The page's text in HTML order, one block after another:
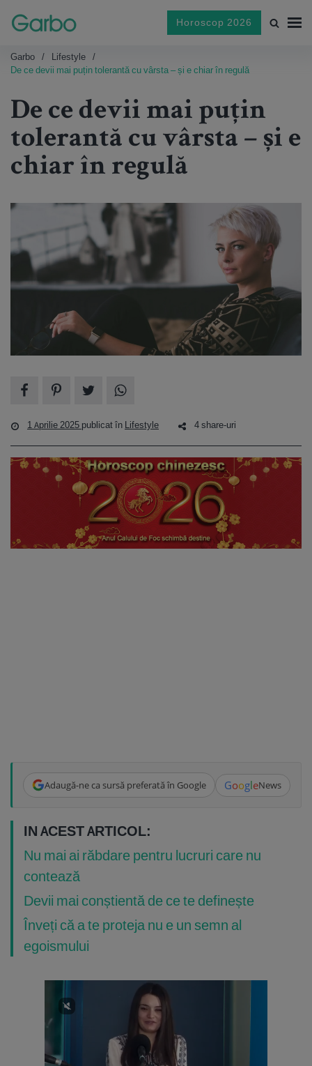
Horoscop 2026
Garbo
Lifestyle
De ce devii mai puțin tolerantă cu vârsta – și e chiar în regulă
De ce devii mai puțin
tolerantă cu vârsta – și e
chiar în regulă
1 Aprilie 2025 publicat în Lifestyle 4 share-uri
Adaugă-ne ca sursă preferată în Google GoogleNews
IN ACEST ARTICOL:
Nu mai ai răbdare pentru lucruri care nu
contează
Devii mai conștientă de ce te definește
Înveți că a te proteja nu e un semn al
egoismului